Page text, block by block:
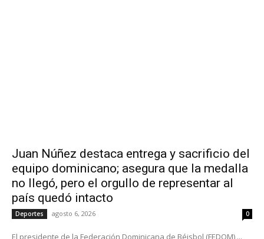
Juan Núñez destaca entrega y sacrificio del
equipo dominicano; asegura que la medalla
no llegó, pero el orgullo de representar al
país quedó intacto
Deportes agosto 6, 2026 0
El presidente de la Federación Dominicana de Béisbol (FEDOM),...